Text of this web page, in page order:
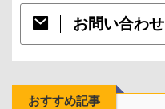
お問い合わせ
おすすめ記事